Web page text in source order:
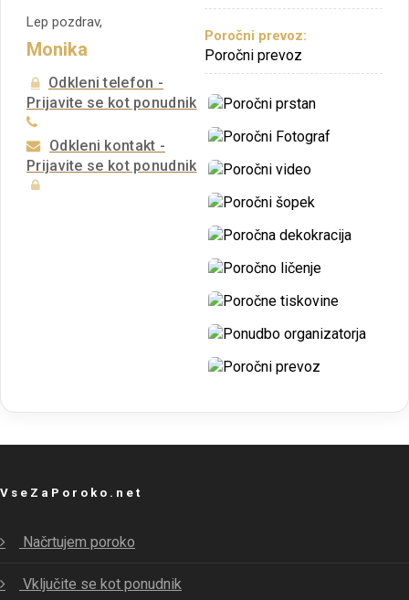
Lep pozdrav,
Monika
Odkleni telefon -
Prijavite se kot ponudnik
Odkleni kontakt -
Prijavite se kot ponudnik
Poročni prevoz:
Poročni prevoz
VseZaPoroko.net
Načrtujem poroko
Vključite se kot ponudnik